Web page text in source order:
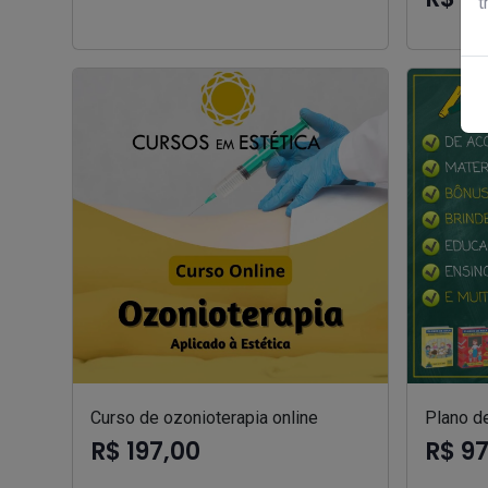
Curso de ozonioterapia online
R$ 197,00
Plano
R$